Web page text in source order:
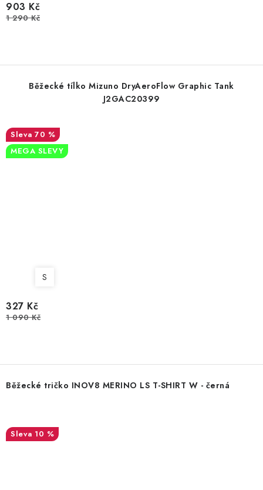
903 Kč
1 290 Kč
Běžecké tílko Mizuno DryAeroFlow Graphic Tank
J2GAC20399
70 %
MEGA SLEVY
S
327 Kč
1 090 Kč
Běžecké tričko INOV8 MERINO LS T-SHIRT W - černá
10 %